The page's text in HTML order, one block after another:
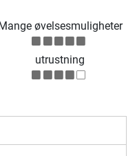
Mange øvelsesmuligheter
utrustning